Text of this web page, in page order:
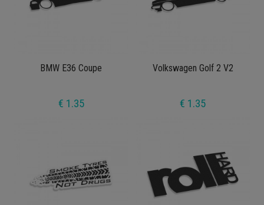
BMW E36 Coupe
€ 1.35
Volkswagen Golf 2 V2
€ 1.35